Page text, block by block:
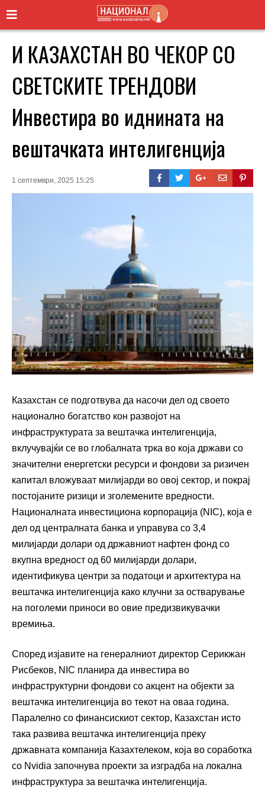
И КАЗАХСТАН ВО ЧЕКОР СО
СВЕТСКИТЕ ТРЕНДОВИ
Инвестира во иднината на
вештачката интелигенција
1 септември, 2025 15:25
Казахстан се подготвува да насочи дел од своето
национално богатство кон развојот на
инфраструктурата за вештачка интелигенција,
вклучувајќи се во глобалната трка во која држави со
значителни енергетски ресурси и фондови за ризичен
капитал вложуваат милијарди во овој сектор, и покрај
постојаните ризици и зголемените вредности.
Националната инвестициона корпорација (NIC), која е
дел од централната банка и управува со 3,4
милијарди долари од државниот нафтен фонд со
вкупна вредност од 60 милијарди долари,
идентификува центри за податоци и архитектура на
вештачка интелигенција како клучни за остварување
на поголеми приноси во овие предизвикувачки
времиња.
Според изјавите на генералниот директор Серикжан
Рисбеков, NIC планира да инвестира во
инфраструктурни фондови со акцент на објекти за
вештачка интелигенција во текот на оваа година.
Паралелно со финансискиот сектор, Казахстан исто
така развива вештачка интелигенција преку
државната компанија Казахтелеком, која во соработка
со Nvidia започнува проекти за изградба на локална
инфраструктура за вештачка интелигенција.